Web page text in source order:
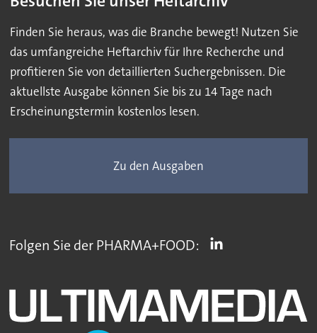
Finden Sie heraus, was die Branche bewegt! Nutzen Sie
das umfangreiche Heftarchiv für Ihre Recherche und
profitieren Sie von detaillierten Suchergebnissen. Die
aktuellste Ausgabe können Sie bis zu 14 Tage nach
Erscheinungstermin kostenlos lesen.
Zu den Ausgaben
Folgen Sie der PHARMA+FOOD: